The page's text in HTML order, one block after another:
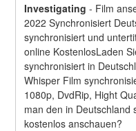
Investigating - Film
2022 Synchronisiert
synchronisiert und
online KostenlosLaden
synchronisiert in
Whisper Film
1080p, DvdRip, Hight
man den in Deutschland
kostenlos anschauen?